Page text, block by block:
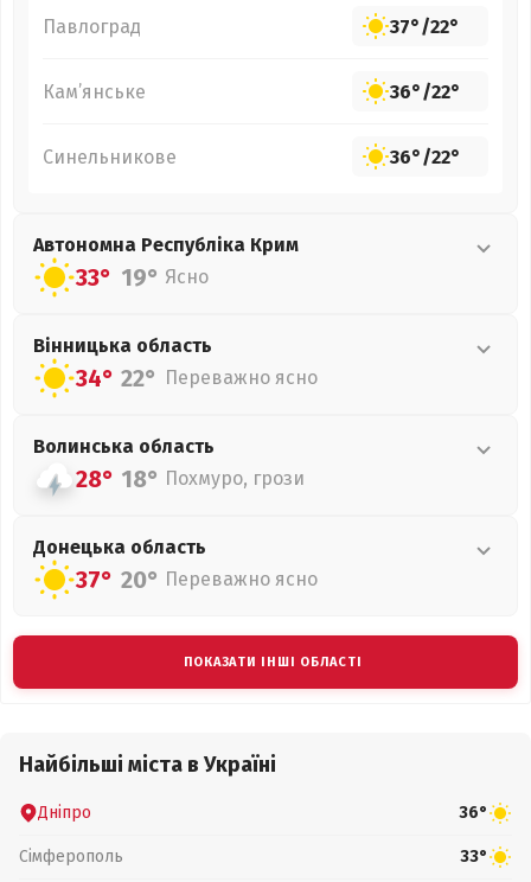
Павлоград 37°/22°
Кам’янське 36°/22°
Синельникове 36°/22°
Автономна Республіка Крим
33° 19° Ясно
Вінницька область
34° 22° Переважно ясно
Волинська область
28° 18° Похмуро, грози
Донецька область
37° 20° Переважно ясно
ПОКАЗАТИ ІНШІ ОБЛАСТІ
Найбільші міста в Україні
Дніпро 36°
Сімферополь 33°